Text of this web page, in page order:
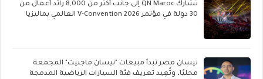
تشارك QN Maroc إلى جانب أكثر من 8,000 رائد أعمال من
30 دولة في مؤتمر V-Convention 2026 العالمي بماليزيا
نيسان مصر تبدأ مبيعات "نيسان ماجنيت" المجمعة
محليًا، وتُعِيد تعريف فئة السيارات الرياضية المدمجة